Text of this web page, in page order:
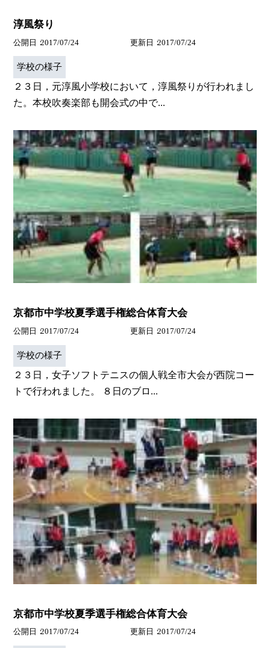
淳風祭り
公開日 2017/07/24 更新日 2017/07/24
学校の様子
２３日，元淳風小学校において，淳風祭りが行われまし
た。本校吹奏楽部も開会式の中で...
京都市中学校夏季選手権総合体育大会
公開日 2017/07/24 更新日 2017/07/24
学校の様子
２３日，女子ソフトテニスの個人戦全市大会が西院コー
トで行われました。 ８日のブロ...
京都市中学校夏季選手権総合体育大会
公開日 2017/07/24 更新日 2017/07/24